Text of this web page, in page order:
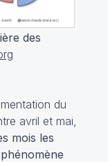
des
du
avril et mai,
mois les